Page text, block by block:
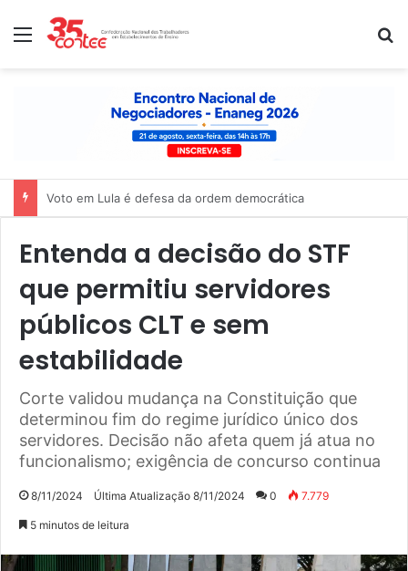
Menu
Nota de solidariedade ao povo venezuelano
Entenda a decisão do STF
que permitiu servidores
públicos CLT e sem
estabilidade
Corte validou mudança na Constituição que
determinou fim do regime jurídico único dos
servidores. Decisão não afeta quem já atua no
funcionalismo; exigência de concurso continua
8/11/2024 Última Atualização 8/11/2024 0 7.779
5 minutos de leitura